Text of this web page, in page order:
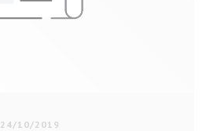
24/10/2019